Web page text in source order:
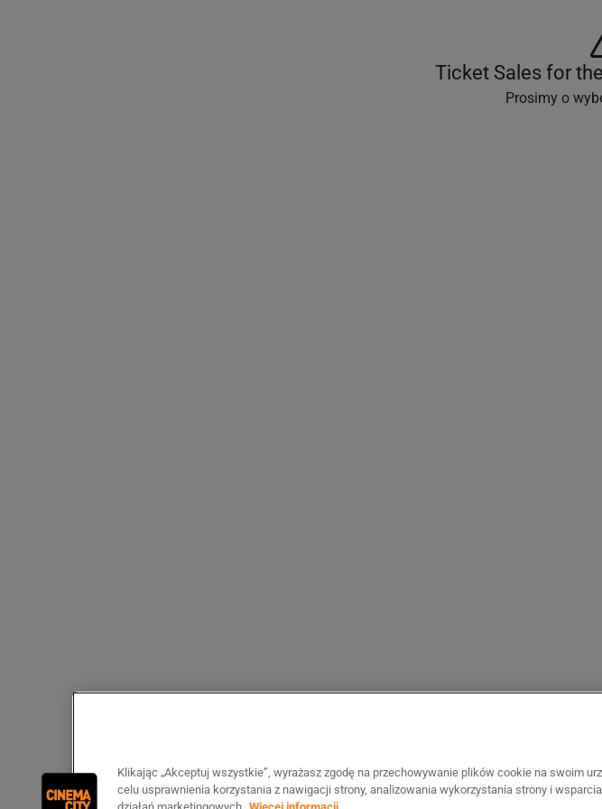
Ticket Sales for
Prosimy o
Klikając „Akceptuj wszystkie”, wyrażasz zgodę na przechowywanie plików cookie na swoim
celu usprawnienia korzystania z nawigacji strony, analizowania wykorzystania strony i